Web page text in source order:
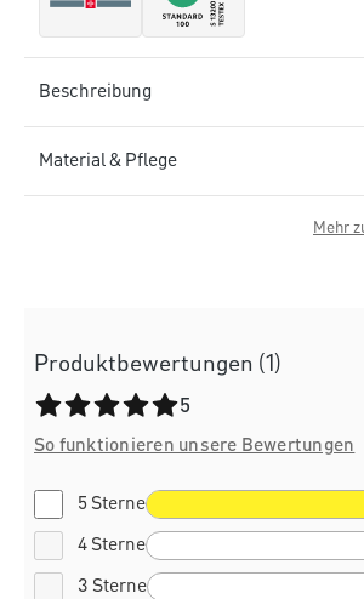
Beschreibung
Material & Pflege
Mehr
Produktbewertungen (1)
Durchschnittliche Bewertung von 5 von 5
5
So funktionieren unsere Bewertungen
5 Sterne
4 Sterne
3 Sterne